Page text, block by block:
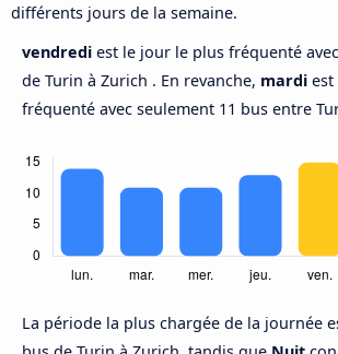
différents jours de la semaine.
vendredi est le jour le plus fréquenté
de Turin à Zurich . En revanche, mardi est
fréquenté avec seulement 11 bus entre
La période la plus chargée de la journée